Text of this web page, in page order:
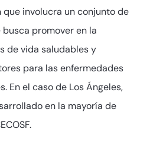
involucra un conjunto de
promover en la
de vida saludables y
para las enfermedades
En el caso de Los Ángeles,
en la mayoría de